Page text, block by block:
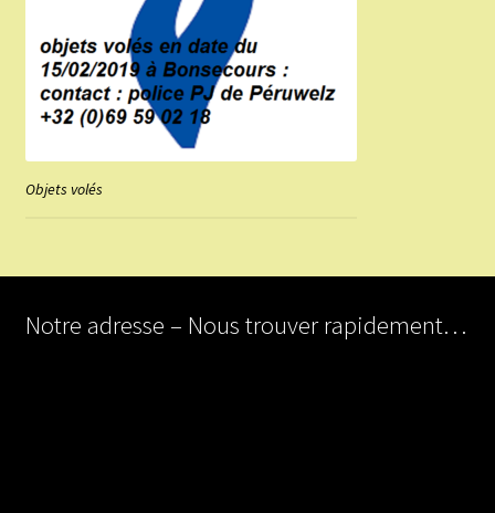
Objets volés
Notre adresse – Nous trouver rapidement…